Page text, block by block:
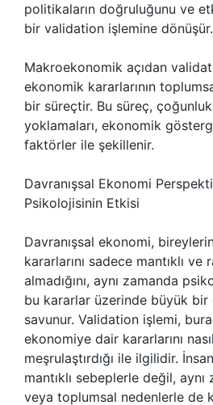
politikaların doğruluğunu ve
bir validation işlemine dönüşür.
Makroekonomik açıdan
ekonomik kararlarının
bir süreçtir. Bu süreç,
yoklamaları, ekonomik
faktörler ile şekillenir.
Davranışsal Ekonomi
Psikolojisinin Etkisi
Davranışsal ekonomi,
kararlarını sadece mantıklı
almadığını, aynı zamanda
bu kararlar üzerinde büyük bir
savunur. Validation işlemi,
ekonomiye dair kararlarını
meşrulaştırdığı ile ilgilidir.
mantıklı sebeplerle değil,
veya toplumsal nedenlerle de